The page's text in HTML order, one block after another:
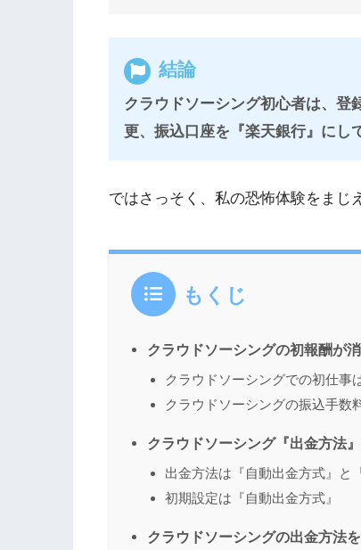
結論
クラウドソーシング初心者は、登
更、振込口座を『楽天銀行』にし
ではさっそく、私の恐怖体験をまじ
もくじ
クラウドソーシングの初報酬が
クラウドソーシングでの初仕事
クラウドソーシングの振込手数
クラウドソーシング『出金方法
出金方法は『自動出金方式』と
初期設定は『自動出金方式』
クラウドソーシングの出金方法